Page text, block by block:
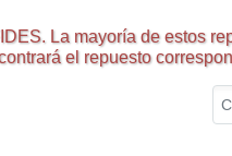
La mayoría de estos
el repuesto